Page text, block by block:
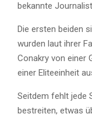
bekannte
Die ersten beiden
wurden laut ihrer
Conakry von einer
einer Eliteeinheit
Seitdem fehlt jede
bestreiten, etwas